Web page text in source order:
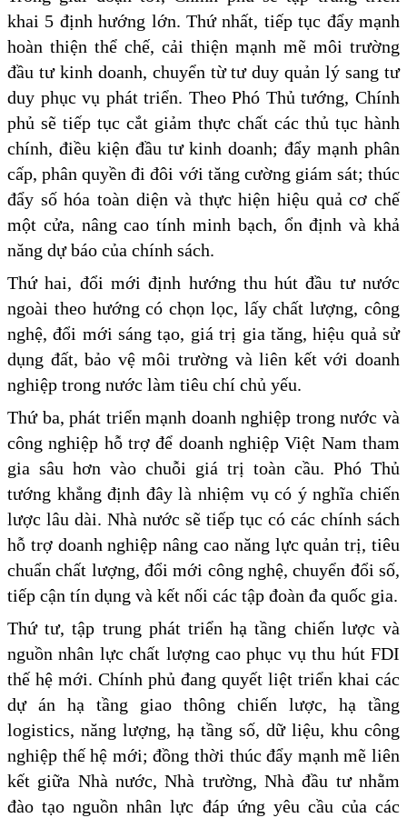
khai 5 định hướng lớn. Thứ nhất, tiếp tục đẩy mạnh
hoàn thiện thể chế, cải thiện mạnh mẽ môi trường
đầu tư kinh doanh, chuyển từ tư duy quản lý sang tư
duy phục vụ phát triển. Theo Phó Thủ tướng, Chính
phủ sẽ tiếp tục cắt giảm thực chất các thủ tục hành
chính, điều kiện đầu tư kinh doanh; đẩy mạnh phân
cấp, phân quyền đi đôi với tăng cường giám sát; thúc
đẩy số hóa toàn diện và thực hiện hiệu quả cơ chế
một cửa, nâng cao tính minh bạch, ổn định và khả
năng dự báo của chính sách.
Thứ hai, đổi mới định hướng thu hút đầu tư nước
ngoài theo hướng có chọn lọc, lấy chất lượng, công
nghệ, đổi mới sáng tạo, giá trị gia tăng, hiệu quả sử
dụng đất, bảo vệ môi trường và liên kết với doanh
nghiệp trong nước làm tiêu chí chủ yếu.
Thứ ba, phát triển mạnh doanh nghiệp trong nước và
công nghiệp hỗ trợ để doanh nghiệp Việt Nam tham
gia sâu hơn vào chuỗi giá trị toàn cầu. Phó Thủ
tướng khẳng định đây là nhiệm vụ có ý nghĩa chiến
lược lâu dài. Nhà nước sẽ tiếp tục có các chính sách
hỗ trợ doanh nghiệp nâng cao năng lực quản trị, tiêu
chuẩn chất lượng, đổi mới công nghệ, chuyển đổi số,
tiếp cận tín dụng và kết nối các tập đoàn đa quốc gia.
Thứ tư, tập trung phát triển hạ tầng chiến lược và
nguồn nhân lực chất lượng cao phục vụ thu hút FDI
thế hệ mới. Chính phủ đang quyết liệt triển khai các
dự án hạ tầng giao thông chiến lược, hạ tầng
logistics, năng lượng, hạ tầng số, dữ liệu, khu công
nghiệp thế hệ mới; đồng thời thúc đẩy mạnh mẽ liên
kết giữa Nhà nước, Nhà trường, Nhà đầu tư nhằm
đào tạo nguồn nhân lực đáp ứng yêu cầu của các